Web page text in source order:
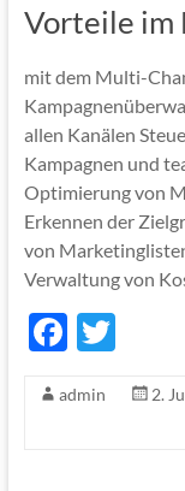
k
Vorteile im
mit dem Multi-
allen Kanälen
Kampagnen und
Optimierung von
Erkennen der
von
Verwaltung von
F
e
T
itt
admin 2.